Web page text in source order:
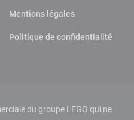
Mentions légales
Politique de confidentialité
du groupe LEGO qui ne